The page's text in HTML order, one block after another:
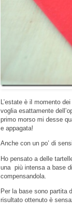
L’estate è il momento
voglia esattamente
primo morso mi desse
e appagata!
Anche con un po’ di
Ho pensato a delle
una più intensa a base
compensandola.
Per la base sono partita
risultato ottenuto è